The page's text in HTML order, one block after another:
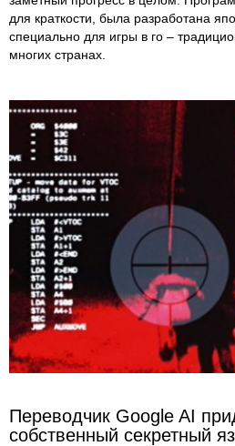
для краткости, была разработана
специально для игры в го –
многих странах.
Переводчик Google AI
собственный секретный